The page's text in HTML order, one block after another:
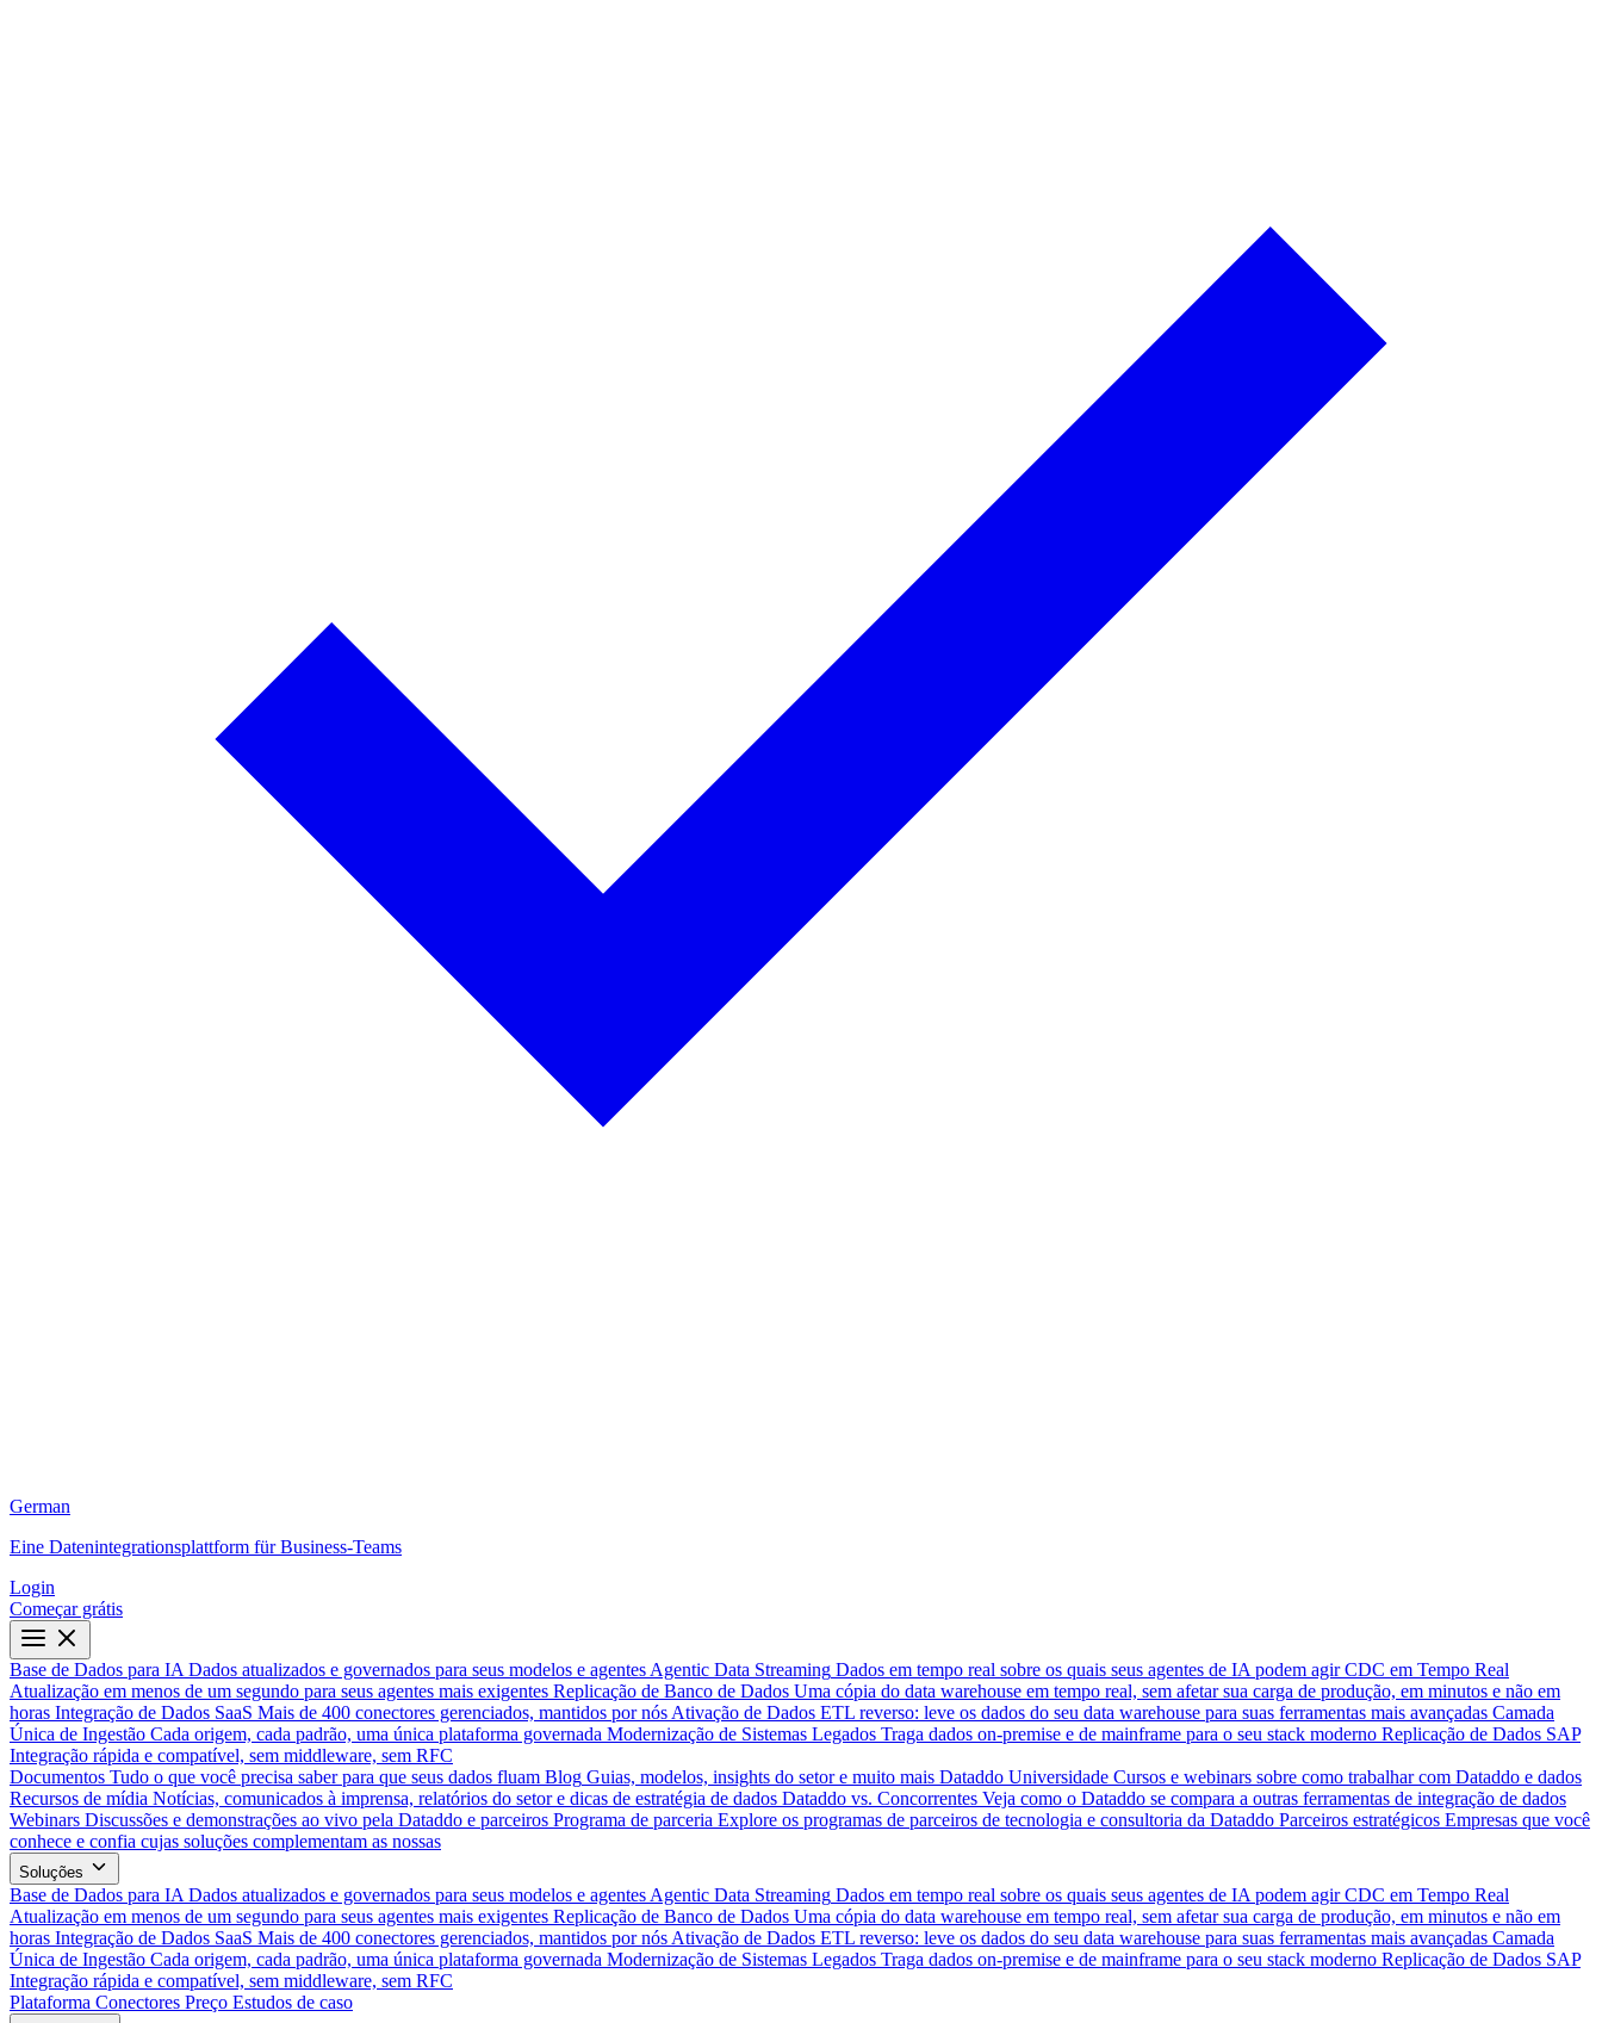
German
Eine Datenintegrationsplattform für Business-Teams
Login
Começar grátis
Base de Dados para IA Dados atualizados e governados para seus modelos e agentes Agentic Data Streaming Dados em tempo real sobre os quais seus agentes de IA podem agir CDC em Tempo Real
Atualização em menos de um segundo para seus agentes mais exigentes Replicação de Banco de Dados Uma cópia do data warehouse em tempo real, sem afetar sua carga de produção, em minutos e não em
horas Integração de Dados SaaS Mais de 400 conectores gerenciados, mantidos por nós Ativação de Dados ETL reverso: leve os dados do seu data warehouse para suas ferramentas mais avançadas Camada
Única de Ingestão Cada origem, cada padrão, uma única plataforma governada Modernização de Sistemas Legados Traga dados on-premise e de mainframe para o seu stack moderno Replicação de Dados SAP
Integração rápida e compatível, sem middleware, sem RFC
Documentos Tudo o que você precisa saber para que seus dados fluam Blog Guias, modelos, insights do setor e muito mais Dataddo Universidade Cursos e webinars sobre como trabalhar com Dataddo e dados
Recursos de mídia Notícias, comunicados à imprensa, relatórios do setor e dicas de estratégia de dados Dataddo vs. Concorrentes Veja como o Dataddo se compara a outras ferramentas de integração de dados
Webinars Discussões e demonstrações ao vivo pela Dataddo e parceiros Programa de parceria Explore os programas de parceiros de tecnologia e consultoria da Dataddo Parceiros estratégicos Empresas que você
conhece e confia cujas soluções complementam as nossas
Soluções
Base de Dados para IA Dados atualizados e governados para seus modelos e agentes Agentic Data Streaming Dados em tempo real sobre os quais seus agentes de IA podem agir CDC em Tempo Real
Atualização em menos de um segundo para seus agentes mais exigentes Replicação de Banco de Dados Uma cópia do data warehouse em tempo real, sem afetar sua carga de produção, em minutos e não em
horas Integração de Dados SaaS Mais de 400 conectores gerenciados, mantidos por nós Ativação de Dados ETL reverso: leve os dados do seu data warehouse para suas ferramentas mais avançadas Camada
Única de Ingestão Cada origem, cada padrão, uma única plataforma governada Modernização de Sistemas Legados Traga dados on-premise e de mainframe para o seu stack moderno Replicação de Dados SAP
Integração rápida e compatível, sem middleware, sem RFC
Plataforma Conectores Preço Estudos de caso